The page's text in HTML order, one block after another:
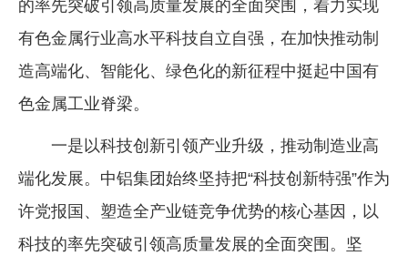
的率先突破引领高质量发展的全面突围，着力实现
有色金属行业高水平科技自立自强，在加快推动制
造高端化、智能化、绿色化的新征程中挺起中国有
色金属工业脊梁。
一是以科技创新引领产业升级，推动制造业高
端化发展。中铝集团始终坚持把“科技创新特强”作为
许党报国、塑造全产业链竞争优势的核心基因，以
科技的率先突破引领高质量发展的全面突围。坚